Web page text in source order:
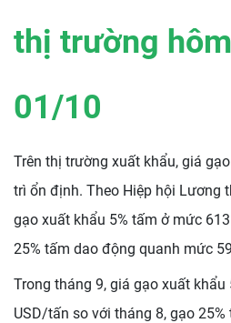
thị trường
01/10
Trên thị trường xuất khẩu, giá
trì ổn định. Theo Hiệp hội Lương
gạo xuất khẩu 5% tấm ở mức
25% tấm dao động quanh mức
Trong tháng 9, giá gạo xuất
USD/tấn so với tháng 8, gạo